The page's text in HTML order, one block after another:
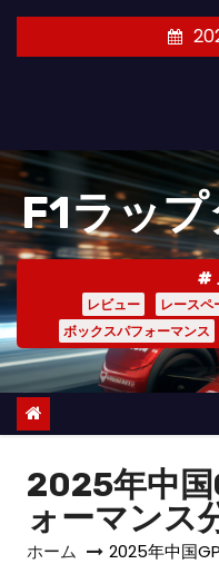
キ
ッ
プ
F1ラッ
レビュー レースペ
ボックスパフォーマンス
2025年中国
ォーマンス
ホーム 2025年中国